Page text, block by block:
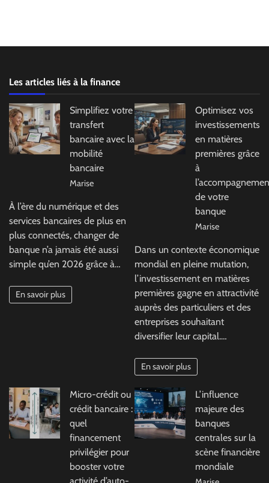
Les articles liés à la finance
Simplifiez votre
transfert
bancaire avec la
mobilité
bancaire
Marise
À l’ère du numérique et des
services bancaires de plus en
plus connectés, changer de
banque n’a jamais été aussi
simple qu’en 2026 grâce à…
En savoir plus
Optimisez vos
investissements
en matières
premières grâce
à
de votre
banque
Marise
Dans un contexte économique
mondial en pleine mutation,
l’investissement en matières
premières gagne en attractivité
auprès des particuliers et des
entreprises souhaitant
diversifier leur capital.…
En savoir plus
Micro-crédit ou
crédit bancaire :
quel
financement
privilégier pour
booster votre
activité d’auto-
L’influence
majeure des
banques
centrales sur la
scène financière
mondiale